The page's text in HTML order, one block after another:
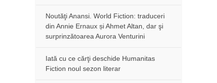
Noutăţi Anansi. World Fiction: traduceri
din Annie Ernaux și Ahmet Altan, dar şi
surprinzătoarea Aurora Venturini
Iată cu ce cărţi deschide Humanitas
Fiction noul sezon literar